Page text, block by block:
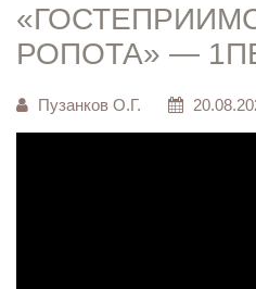
РОПОТА» —
Пузанков О.Г.